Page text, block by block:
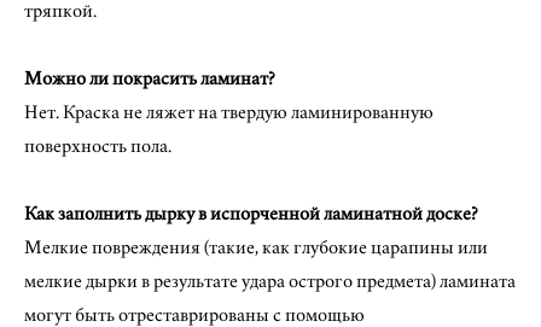
тряпкой.
Можно ли покрасить ламинат?
Нет. Краска не ляжет на твердую ламинированную
поверхность пола.
Как заполнить дырку в испорченной ламинатной доске?
Мелкие повреждения (такие, как глубокие царапины или
мелкие дырки в результате удара острого предмета) ламината
могут быть отреставрированы с помощью